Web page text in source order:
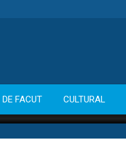
DE FACUT CULTURAL